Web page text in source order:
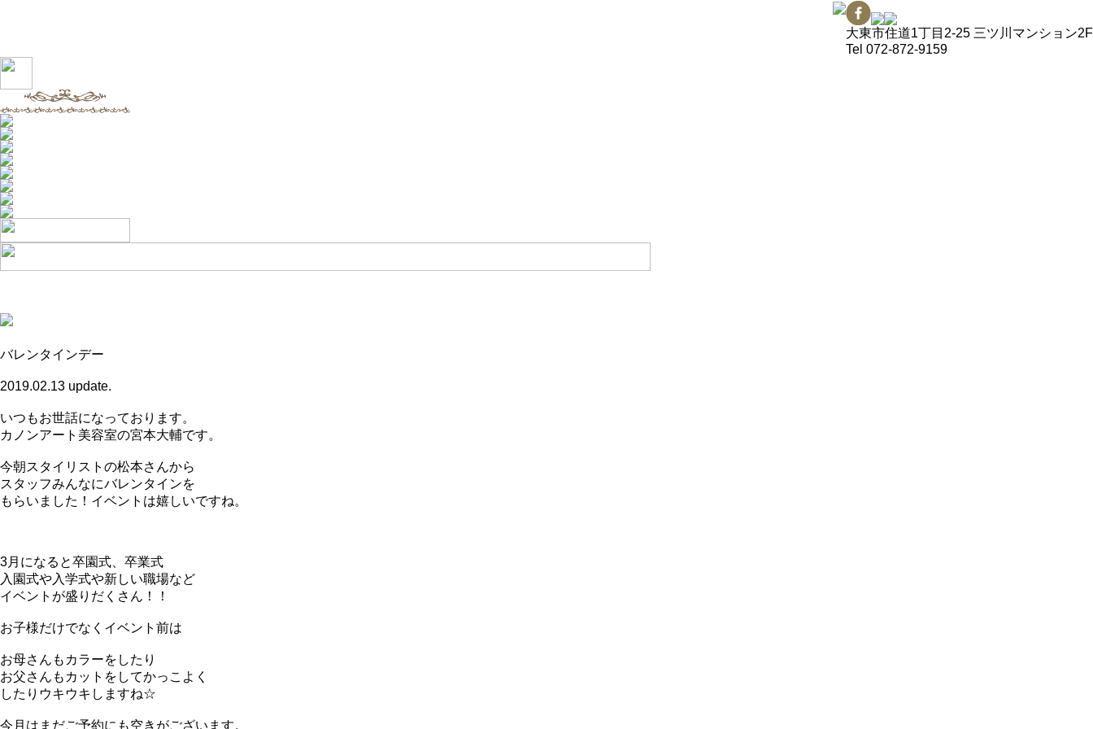
大東市住道1丁目2-25 三ツ川マンション2F
Tel 072-872-9159
バレンタインデー
2019.02.13 update.
いつもお世話になっております。
カノンアート美容室の宮本大輔です。
今朝スタイリストの松本さんから
スタッフみんなにバレンタインを
もらいました！イベントは嬉しいですね。
3月になると卒園式、卒業式
入園式や入学式や新しい職場など
イベントが盛りだくさん！！
お子様だけでなくイベント前は
お母さんもカラーをしたり
お父さんもカットをしてかっこよく
したりウキウキしますね☆
今月はまだご予約にも空きがございます。